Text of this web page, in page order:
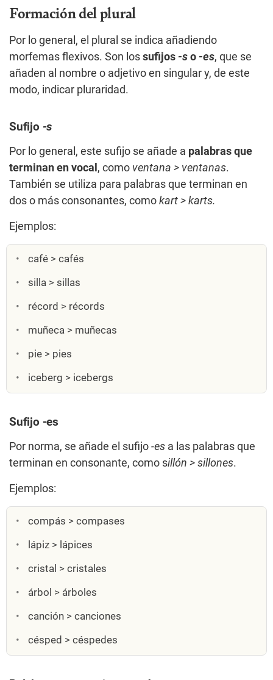
Formación del plural
Por lo general, el plural se indica añadiendo
morfemas flexivos. Son los sufijos -s o -es, que se
añaden al nombre o adjetivo en singular y, de este
modo, indicar pluraridad.
Sufijo -s
Por lo general, este sufijo se añade a palabras que
terminan en vocal , como ventana > ventanas.
También se utiliza para palabras que terminan en
dos o más consonantes, como kart > karts.
Ejemplos:
café > cafés
silla > sillas
récord > récords
muñeca > muñecas
pie > pies
iceberg > icebergs
Sufijo -es
Por norma, se añade el sufijo -es a las palabras que
terminan en consonante, como sillón > sillones.
Ejemplos:
compás > compases
lápiz > lápices
cristal > cristales
árbol > árboles
canción > canciones
césped > céspedes